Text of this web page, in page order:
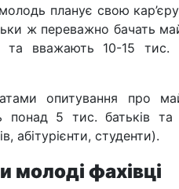
планує свою кар’єру
ж переважно бачать
та вважають 10-15 тис.
опитування про
понад 5 тис. батьків
абітурієнти, студенти).
молоді фахівці